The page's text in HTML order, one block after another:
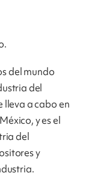
del mundo
del
lleva a cabo en
y es el
del
y